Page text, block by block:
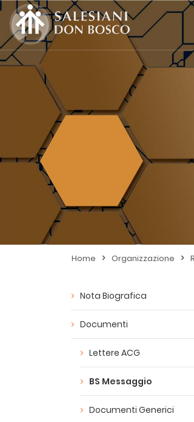
Home > Organizzazione >
Nota Biografica
Documenti
Lettere ACG
BS Messaggio
Documenti Generici